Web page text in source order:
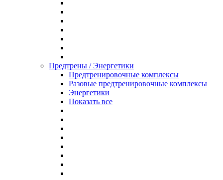
Предтрены / Энергетики
Предтренировочные комплексы
Разовые предтренировочные комплексы
Энергетики
Показать все